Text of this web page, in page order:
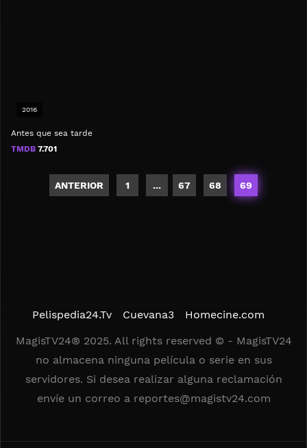
Antes que sea tarde
TMDB 7.701
2016
ANTERIOR 1 ... 67 68 69
Pelispedia24.Tv Cuevana3
Homecine.com
MagisTV24® 2025. All rights reserved © - MagisTV24
no almacena ninguna película o serie en sus
servidores. Si desea realizar alguna reclamación
envíe un correo a reportes@magistv24.com